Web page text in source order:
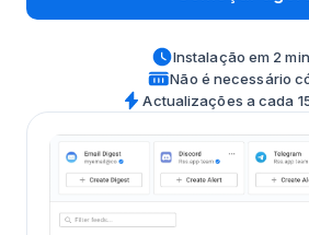
Instalação em 2
Não é necessário
Actualizações a cada